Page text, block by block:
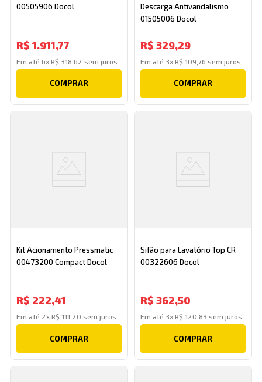
00505906 Docol
R$ 1.911,77
Em até6xR$ 318 ,62 sem juros
COMPRAR
Descarga Antivandalismo
01505006 Docol
R$ 329,29
Em até 3x R$ 109 76 sem juros
COMPRAR
Kit Acionamento Pressmatic
00473200 Compact Docol
R$ 222,41
Em até 2xR$ 111 20 sem juros
COMPRAR
Sifão para Lavatório Top CR
00322606 Docol
R$ 362,50
Em até 3x R$ 120 83 sem juros
COMPRAR